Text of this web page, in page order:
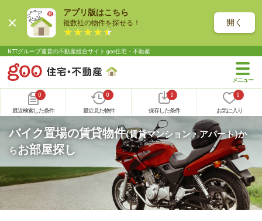
アプリ版はこちら
複数社の物件を探せる！ 開く
NTTグループ運営の不動産総合サイト goo住宅・不動産
0
最近検索した条件
0
最近見た物件
0
保存した条件
0
お気に入り
バイク置場の賃貸物件(賃貸マンション・アパート)か
らお部屋探し